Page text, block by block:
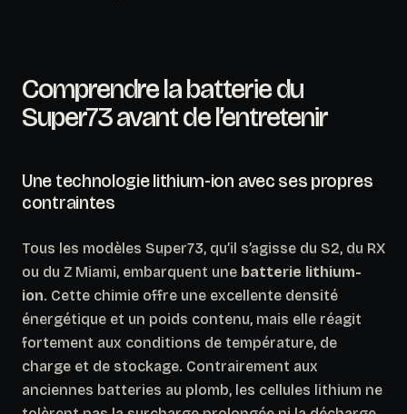
Comprendre la batterie du
Super73 avant de l’entretenir
Une technologie lithium-ion avec ses propres
contraintes
Tous les modèles Super73, qu’il s’agisse du S2, du RX
ou du Z Miami, embarquent une batterie lithium-
ion. Cette chimie offre une excellente densité
énergétique et un poids contenu, mais elle réagit
fortement aux conditions de température, de
charge et de stockage. Contrairement aux
anciennes batteries au plomb, les cellules lithium ne